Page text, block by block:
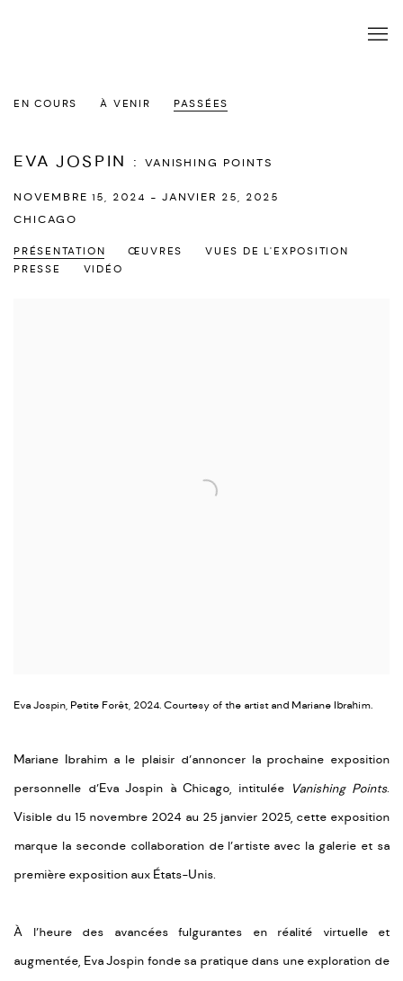
EN COURS À VENIR PASSÉES
EVA JOSPIN : VANISHING POINTS
NOVEMBRE 15, 2024 - JANVIER 25, 2025
CHICAGO
PRÉSENTATION ŒUVRES
VUES DE L'EXPOSITION
PRESSE
VIDÉO
Eva Jospin, Petite Forêt, 2024. Courtesy of the artist and Mariane Ibrahim.
Mariane Ibrahim a le plaisir d’annoncer la prochaine exposition
personnelle d’Eva Jospin à Chicago, intitulée VanishingPoints.
Visible du 15 novembre 2024 au 25 janvier 2025, cette exposition
marque la seconde collaboration de l’artiste avec la galerie et sa
première exposition aux États-Unis.
À l’heure des avancées fulgurantes en réalité virtuelle et
augmentée, Eva Jospin fonde sa pratique dans une exploration de